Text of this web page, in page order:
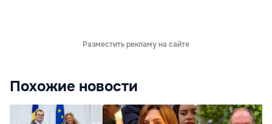
Разместить рекламу на сайте
Похожие новости